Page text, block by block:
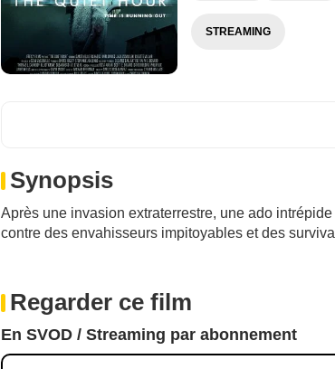
STREAMING
Synopsis
Après une invasion extraterrestre, une ado
contre des envahisseurs impitoyables et des
Regarder ce film
En SVOD / Streaming par abonnement